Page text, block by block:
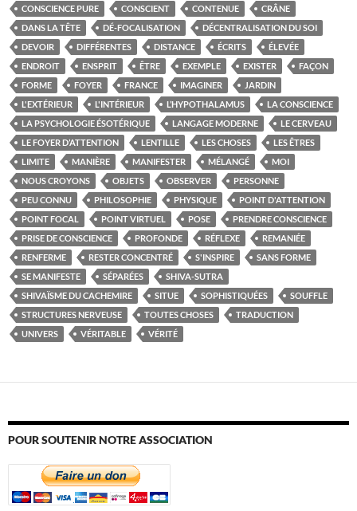
CONSCIENCE PURE CONSCIENT CONTENUE
CRÂNE
DANS LA TÊTE
DÉ-FOCALISATION
DÉCENTRALISATION DU SOI
DEVOIR
DIFFÉRENTES DISTANCE ÉCRITS
ÉLEVÉE
ENDROIT
ENSPRIT ÊTRE EXEMPLE EXISTER
FAÇON
FORME
FOYER FRANCE IMAGINER
JARDIN
L'EXTÉRIEUR
L'INTÉRIEUR L’HYPOTHALAMUS
LA CONSCIENCE
LA PSYCHOLOGIE ÉSOTÉRIQUE
LANGAGE MODERNE
LE CERVEAU
LE FOYER D’ATTENTION
LENTILLE LES CHOSES
LES ÊTRES
LIMITE
MANIÈRE MANIFESTER MÉLANGÉ
MOI
NOUS CROYONS
OBJETS OBSERVER
PERSONNE
PEU CONNU
PHILOSOPHIE PHYSIQUE
POINT D'ATTENTION
POINT FOCAL
POINT VIRTUEL POSE
PRENDRE CONSCIENCE
PRISE DE CONSCIENCE
PROFONDE RÉFLEXE
REMANIÉE
RENFERME
RESTER CONCENTRÉ S'INSPIRE
SANS FORME
SE MANIFESTE
SÉPARÉES
SHIVA-SUTRA
SHIVAÏSME DU CACHEMIRE
SITUE SOPHISTIQUÉES
SOUFFLE
STRUCTURES NERVEUSE
TOUTES CHOSES
TRADUCTION
UNIVERS
VÉRITABLE VÉRITÉ
POUR SOUTENIR NOTRE ASSOCIATION